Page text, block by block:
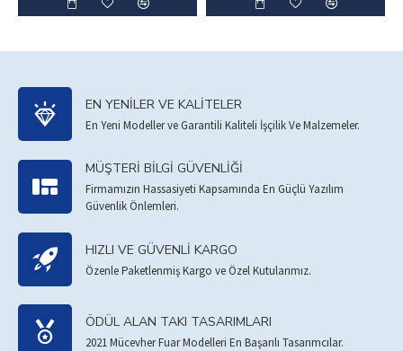
EN YENILER VE KALITELER
En Yeni Modeller ve Garantili Kaliteli İşçilik Ve Malzemeler.
MÜŞTERI BILGI GÜVENLIĞI
Firmamızın Hassasiyeti Kapsamında En Güçlü Yazılım
Güvenlik Önlemleri.
HIZLI VE GÜVENLI KARGO
Özenle Paketlenmiş Kargo ve Özel Kutularımız.
ÖDÜL ALAN TAKI TASARIMLARI
2021 Mücevher Fuar Modelleri En Başarılı Tasarımcılar.